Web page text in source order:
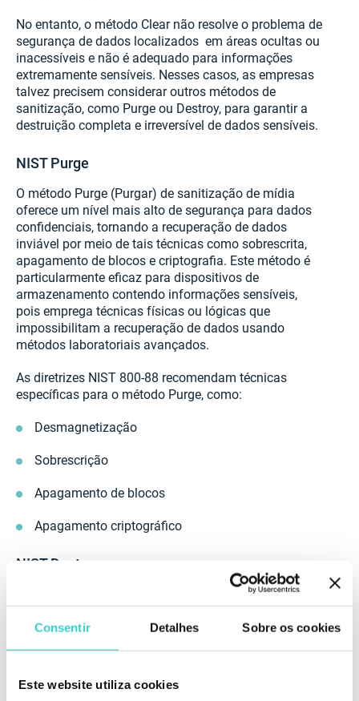
Consentir Detalhes Sobre os cookies
Este website utiliza cookies
No entanto, o método Clear não resolve o problema de
segurança de dados localizados em áreas ocultas ou
inacessíveis e não é adequado para informações
extremamente sensíveis. Nesses casos, as empresas
talvez precisem considerar outros métodos de
sanitização, como Purge ou Destroy, para garantir a
destruição completa e irreversível de dados sensíveis.
NIST Purge
O método Purge (Purgar) de sanitização de mídia
oferece um nível mais alto de segurança para dados
confidenciais, tornando a recuperação de dados
inviável por meio de tais técnicas como sobrescrita,
apagamento de blocos e criptografia. Este método é
particularmente eficaz para dispositivos de
armazenamento contendo informações sensíveis,
pois emprega técnicas físicas ou lógicas que
impossibilitam a recuperação de dados usando
métodos laboratoriais avançados.
As diretrizes NIST 800-88 recomendam técnicas
específicas para o método Purge, como:
Desmagnetização
Sobrescrição
Apagamento de blocos
Apagamento criptográfico
NIST Destroy
O método Destroy (Destruir) de sanitização de mídia
envolve a destruição física da mídia de
armazenamento, proporcionando o mais alto nível de
particularmente eficaz para eliminar o risco de acesso